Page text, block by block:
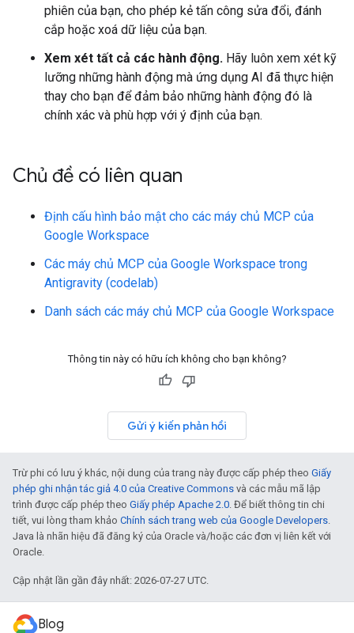
phiên của bạn, cho phép kẻ tấn công sửa đổi, đánh
cắp hoặc xoá dữ liệu của bạn.
Xem xét tất cả các hành động. Hãy luôn xem xét kỹ
lưỡng những hành động mà ứng dụng AI đã thực hiện
thay cho bạn để đảm bảo những hành động đó là
chính xác và phù hợp với ý định của bạn.
Chủ đề có liên quan
Định cấu hình bảo mật cho các máy chủ MCP của
Google Workspace
Các máy chủ MCP của Google Workspace trong
Antigravity (codelab)
Danh sách các máy chủ MCP của Google Workspace
Thông tin này có hữu ích không cho bạn không?
Gửi ý kiến phản hồi
Trừ phi có lưu ý khác, nội dung của trang này được cấp phép theo Giấy
phép ghi nhận tác giả 4.0 của Creative Commons và các mẫu mã lập
trình được cấp phép theo Giấy phép Apache 2.0. Để biết thông tin chi
tiết, vui lòng tham khảo Chính sách trang web của Google Developers.
Java là nhãn hiệu đã đăng ký của Oracle và/hoặc các đơn vị liên kết với
Oracle.
Cập nhật lần gần đây nhất: 2026-07-27 UTC.
Blog